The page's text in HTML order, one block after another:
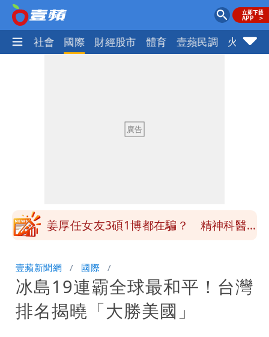
政治 社會 國際 財經股市 體育 壹蘋民調 火線話
有人利用「上人」掏空慈濟？ 張景森提2
小三傳言：你在講三小？
姜厚任女友3碩1博都在騙？ 精神科醫
孫戀」 75歲男星傻淪小王一場空
離核戰更近？美軍擬鬆綁川普動用戰術性
核武
有人利用「上人」掏空慈濟？ 張景森提2
壹蘋新聞網 國際
冰島19連霸全球最和平！台灣
排名揭曉「大勝美國」